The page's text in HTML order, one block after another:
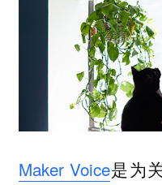
Maker Voice是为